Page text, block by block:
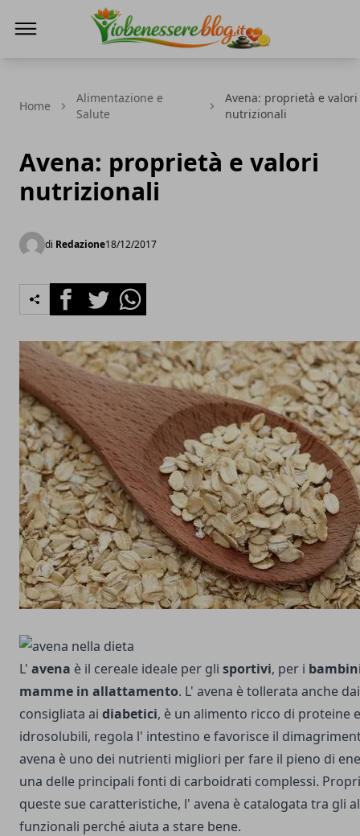
Home
Alimentazione e
Salute
Avena: proprietà e valori
nutrizionali
Avena: proprietà e valori
nutrizionali
di Redazione18/12/2017
FacebookTwitterWhatsapp
L' avena è il cereale ideale per gli sportivi, per i
mamme in allattamento. L' avena è tollerata anche
consigliata ai diabetici, è un alimento ricco di proteine
idrosolubili, regola l' intestino e favorisce il
avena è uno dei nutrienti migliori per fare il pieno di
una delle principali fonti di carboidrati complessi.
queste sue caratteristiche, l' avena è catalogata tra gli
funzionali perché aiuta a stare bene.